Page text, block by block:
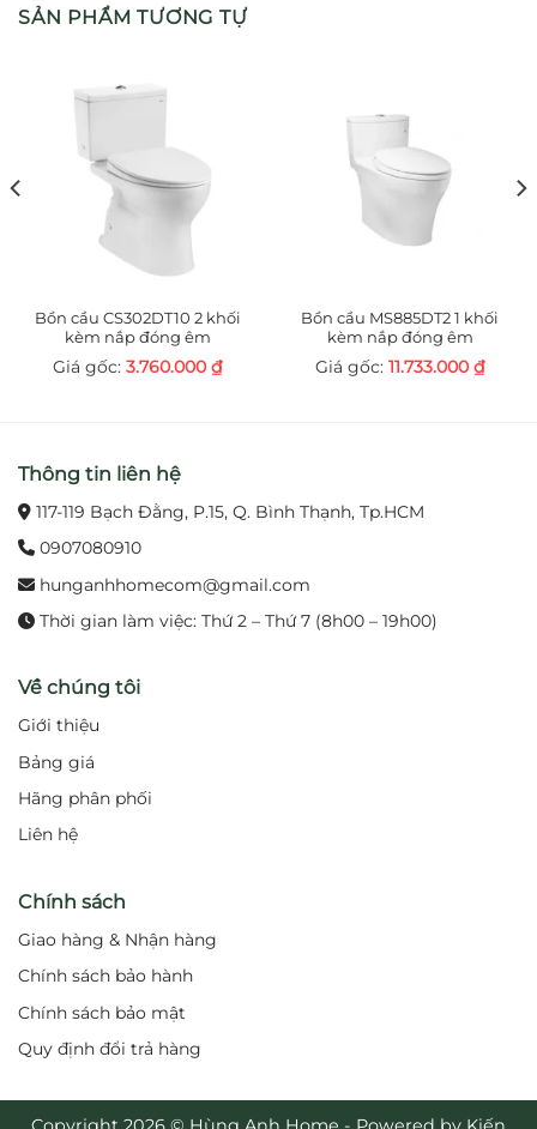
SẢN PHẨM TƯƠNG TỰ
Bồn cầu CS302DT10 2 khối
kèm nắp đóng êm
3.760.000 ₫
Bồn cầu MS885DT2 1 khối
kèm nắp đóng êm
11.733.000 ₫
Thông tin liên hệ
117-119 Bạch Đằng, P.15, Q. Bình Thạnh, Tp.HCM
0907080910
hunganhhomecom@gmail.com
Thời gian làm việc: Thứ 2 – Thứ 7 (8h00 – 19h00)
Về chúng tôi
Giới thiệu
Bảng giá
Hãng phân phối
Liên hệ
Chính sách
Giao hàng & Nhận hàng
Chính sách bảo hành
Chính sách bảo mật
Quy định đổi trả hàng